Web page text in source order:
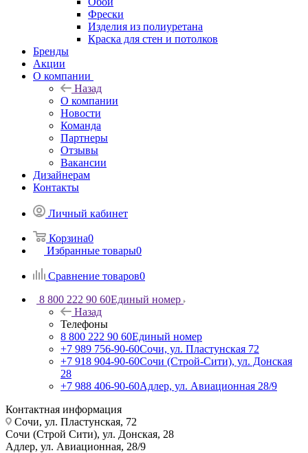
Фрески
Изделия из полиуретана
Краска для стен и потолков
Бренды
Акции
О компании
Назад
О компании
Новости
Команда
Партнеры
Отзывы
Вакансии
Дизайнерам
Контакты
Личный кабинет
Корзина0
Избранные товары0
Сравнение товаров0
8 800 222 90 60Единый номер
Назад
Телефоны
8 800 222 90 60Единый номер
+7 989 756-90-60Сочи, ул. Пластунская 72
+7 918 904-90-60Сочи (Строй-Сити), ул. Донская
28
+7 988 406-90-60Адлер, ул. Авиационная 28/9
Контактная информация
Сочи, ул. Пластунская, 72
Сочи (Строй Сити), ул. Донская, 28
Адлер, ул. Авиационная, 28/9